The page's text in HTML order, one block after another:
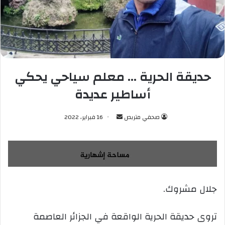
حديقة الحرية … معلم سياحي يحكي
أساطير عديدة
صحفي متربص
س
ل
ب
ا
16 فبراير، 2022
جلال مشروك.
تروى حديقة الحرية الواقعة في الجزائر العاصمة